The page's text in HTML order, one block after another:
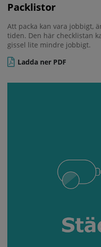
Packlistor
Att packa kan vara jobbigt,
tiden. Den här checklistan
gissel lite mindre jobbigt.
Ladda ner PDF